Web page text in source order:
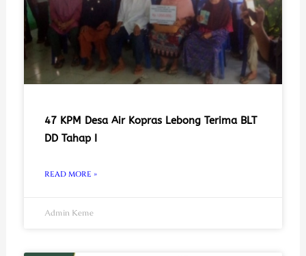
47 KPM Desa Air Kopras Lebong Terima BLT
DD Tahap I
READ MORE »
Admin Keme